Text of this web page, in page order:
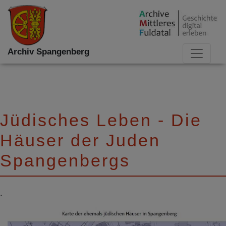
Archiv Spangenberg
Jüdisches Leben - Die
Häuser der Juden
Spangenbergs
.